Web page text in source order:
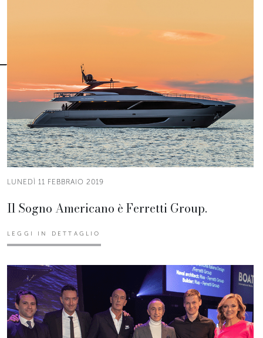
LUNEDÌ 11 FEBBRAIO 2019
Il Sogno Americano è Ferretti Group.
LEGGI IN DETTAGLIO